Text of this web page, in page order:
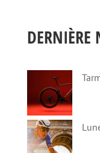
était :
72,50 €.
DERNIÈRE